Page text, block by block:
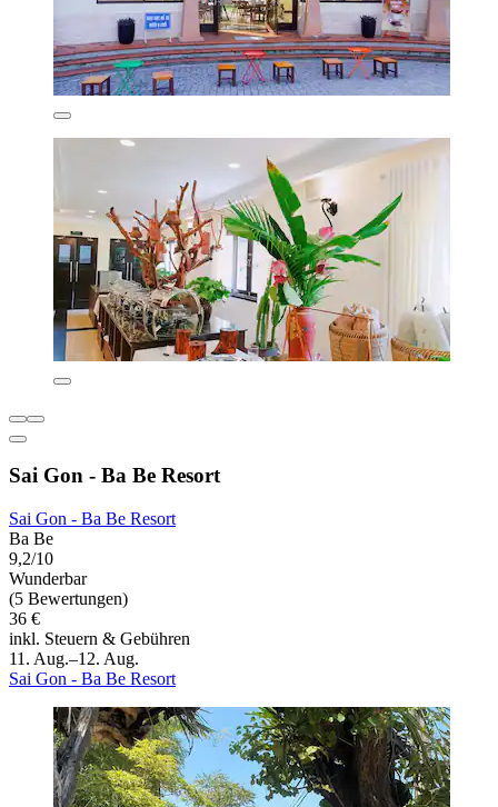
Sai Gon - Ba Be Resort
Sai Gon - Ba Be Resort
Ba Be
9,2/10
Wunderbar
(5 Bewertungen)
36 €
inkl. Steuern & Gebühren
11. Aug.–12. Aug.
Sai Gon - Ba Be Resort